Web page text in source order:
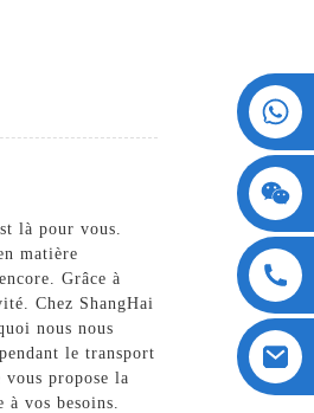
là pour vous.
matière
Grâce à
Chez ShangHai
nous nous
le transport
propose la
vos besoins.